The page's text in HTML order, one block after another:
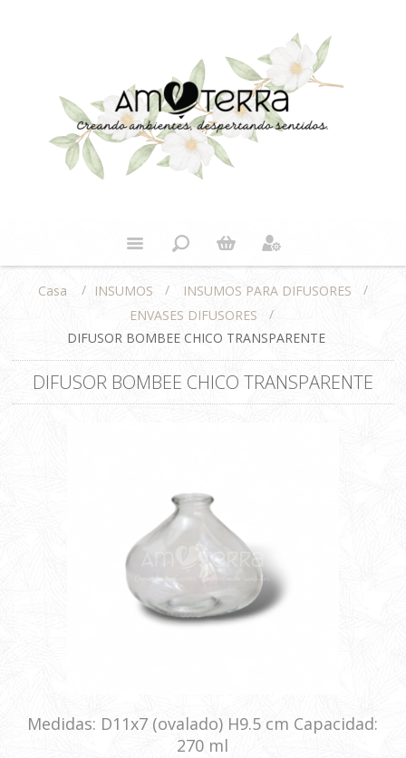
Casa / INSUMOS / INSUMOS PARA DIFUSORES
/
ENVASES DIFUSORES
/
DIFUSOR BOMBEE CHICO TRANSPARENTE
DIFUSOR BOMBEE CHICO TRANSPARENTE
Medidas: D11x7 (ovalado) H9.5 cm Capacidad:
270 ml